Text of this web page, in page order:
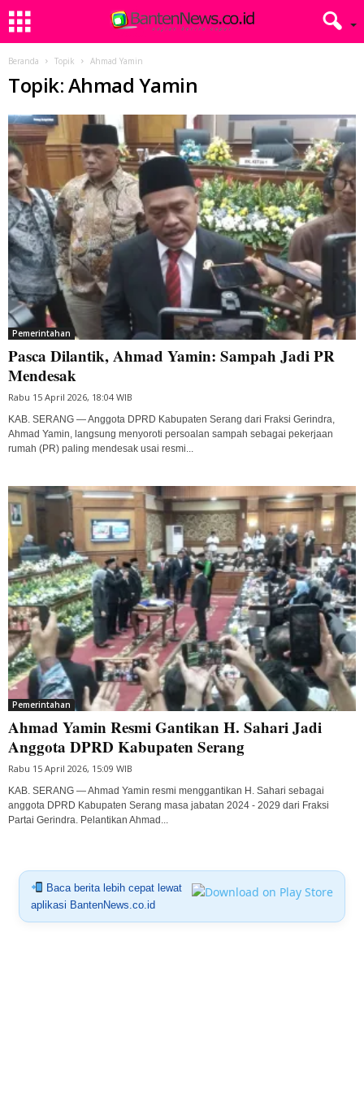
Beranda Topik Ahmad Yamin
Topik: Ahmad Yamin
Pemerintahan
Pasca Dilantik, Ahmad Yamin: Sampah Jadi PR
Mendesak
Rabu 15 April 2026, 18:04 WIB
KAB. SERANG — Anggota DPRD Kabupaten Serang dari Fraksi Gerindra,
Ahmad Yamin, langsung menyoroti persoalan sampah sebagai pekerjaan
rumah (PR) paling mendesak usai resmi...
Pemerintahan
Ahmad Yamin Resmi Gantikan H. Sahari Jadi
Anggota DPRD Kabupaten Serang
Rabu 15 April 2026, 15:09 WIB
KAB. SERANG — Ahmad Yamin resmi menggantikan H. Sahari sebagai
anggota DPRD Kabupaten Serang masa jabatan 2024 - 2029 dari Fraksi
Partai Gerindra. Pelantikan Ahmad...
Baca berita lebih cepat lewat
aplikasi BantenNews.co.id